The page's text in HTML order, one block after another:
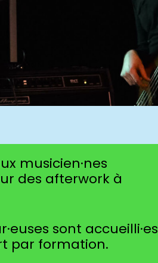
musicien·nes
des afterwork à
sont accueilli·es
par formation.